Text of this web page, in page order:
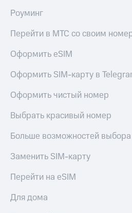
Роуминг
Перейти в МТС со своим
Оформить eSIM
Оформить SIM-карту в
Оформить чистый номер
Выбрать красивый номер
Больше возможностей
Заменить SIM-карту
Перейти на eSIM
Для дома